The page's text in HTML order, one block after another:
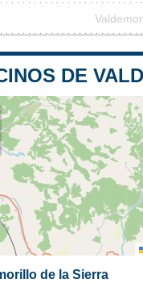
DE
de la Sierra